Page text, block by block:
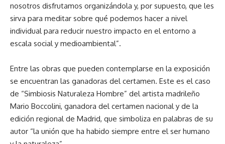
nosotros disfrutamos organizándola y, por supuesto, que les
sirva para meditar sobre qué podemos hacer a nivel
individual para reducir nuestro impacto en el entorno a
escala social y medioambiental”.
Entre las obras que pueden contemplarse en la exposición
se encuentran las ganadoras del certamen. Este es el caso
de “Simbiosis Naturaleza Hombre” del artista madrileño
Mario Boccolini, ganadora del certamen nacional y de la
edición regional de Madrid, que simboliza en palabras de su
autor “la unión que ha habido siempre entre el ser humano